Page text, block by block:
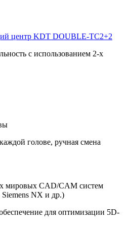
центр KDT DOUBLE-TC2+2
с использованием 2-х
голове, ручная смена
мировых CAD/CAM систем
NX и др.)
для оптимизации 5D-